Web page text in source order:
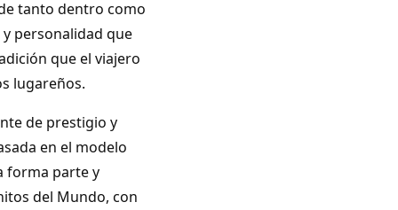
tanto dentro como
personalidad que
que el viajero
lugareños.
de prestigio y
en el modelo
forma parte y
del Mundo, con